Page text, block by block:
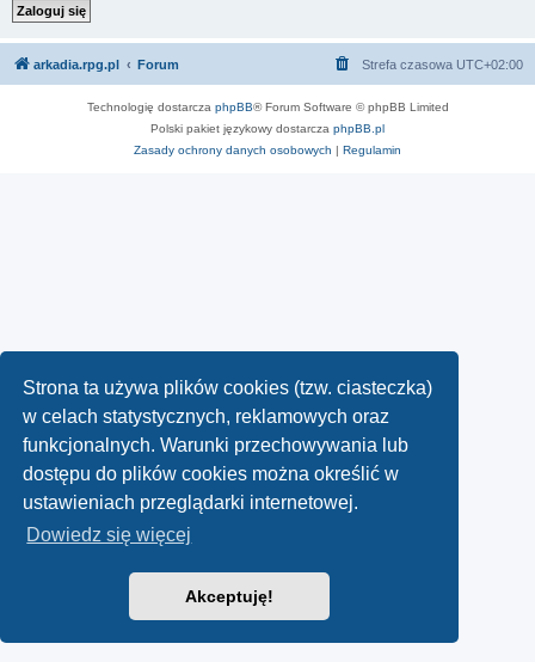
Strona ta używa plików cookies (tzw. ciasteczka)
w celach statystycznych, reklamowych oraz
funkcjonalnych. Warunki przechowywania lub
dostępu do plików cookies można określić w
ustawieniach przeglądarki internetowej.
Dowiedz się więcej
Akceptuję!
arkadia.rpg.pl Forum Strefa czasowa UTC+02:00
Technologię dostarcza phpBB® Forum Software © phpBB Limited
Polski pakiet językowy dostarcza phpBB.pl
Zasady ochrony danych osobowych | Regulamin